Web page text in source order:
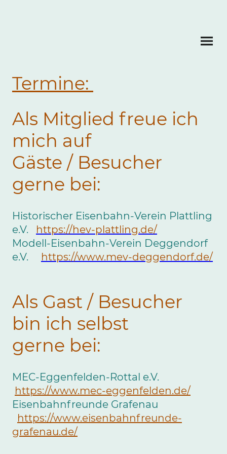
Termine:
Als Mitglied freue ich
mich auf
Gäste / Besucher
gerne bei:
Historischer Eisenbahn-Verein Plattling
e.V. https://hev-plattling.de/
Modell-Eisenbahn-Verein Deggendorf
e.V. https://www.mev-deggendorf.de/
Als Gast / Besucher
bin ich selbst
gerne bei:
MEC-Eggenfelden-Rottal e.V.
https://www.mec-eggenfelden.de/
Eisenbahnfreunde Grafenau
https://www.eisenbahnfreunde-
grafenau.de/